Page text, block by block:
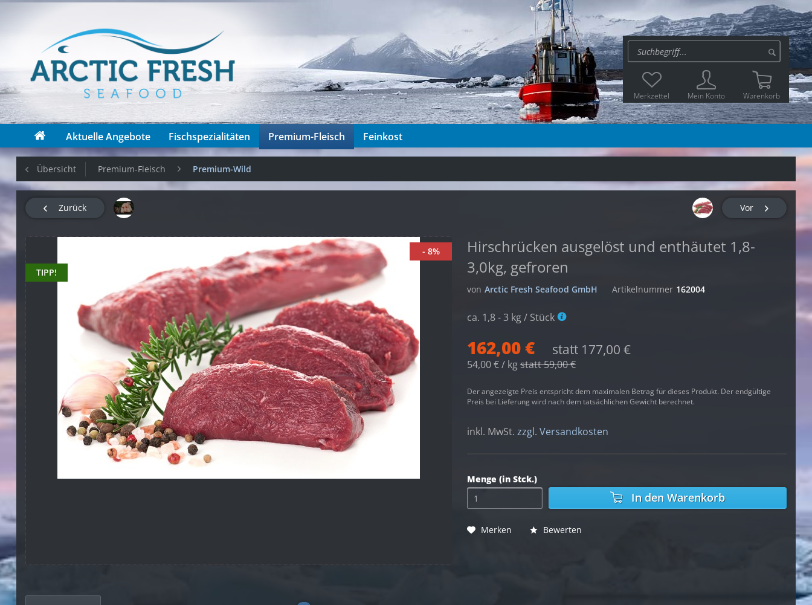
Merkzettel Mein Konto Warenkorb
Aktuelle Angebote Fischspezialitäten Premium-Fleisch Feinkost
Übersicht Premium-Fleisch Premium-Wild
Zurück Vor
- 8%
TIPP!
Hirschrücken ausgelöst und enthäutet 1,8-
3,0kg, gefroren
von Arctic Fresh Seafood GmbH Artikelnummer 162004
ca. 1,8 - 3 kg / Stück
162,00 € statt 177,00 €
54,00 € / kgstatt 59,00 €
Der angezeigte Preis entspricht dem maximalen Betrag für dieses Produkt. Der endgültige
Preis bei Lieferung wird nach dem tatsächlichen Gewicht berechnet.
inkl. MwSt. zzgl. Versandkosten
Menge (in Stck.)
In den Warenkorb
Merken Bewerten